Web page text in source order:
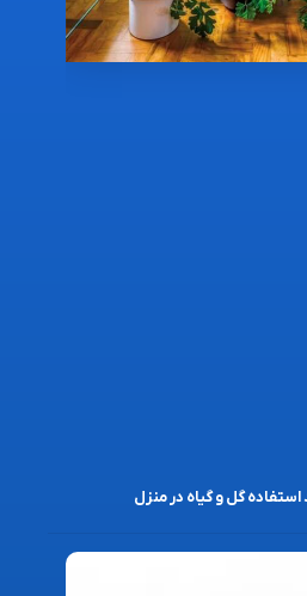
استفاده گل و گیاه در منزل